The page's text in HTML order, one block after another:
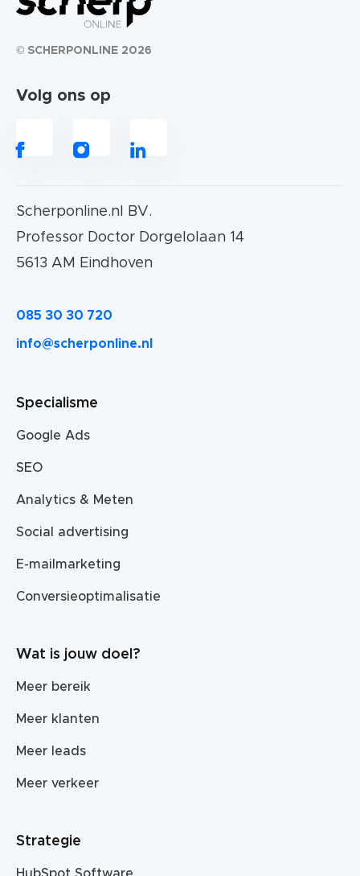
© SCHERPONLINE 2026
Volg ons op
Scherponline.nl BV.
Professor Doctor Dorgelolaan 14
5613 AM Eindhoven
085 30 30 720
info@scherponline.nl
Specialisme
Google Ads
SEO
Analytics & Meten
Social advertising
E-mailmarketing
Conversieoptimalisatie
Wat is jouw doel?
Meer bereik
Meer klanten
Meer leads
Meer verkeer
Strategie